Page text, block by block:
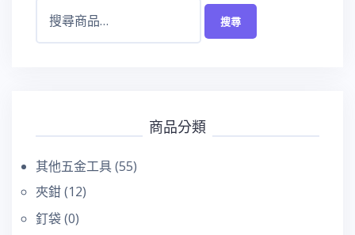
搜尋
商品分類
其他五金工具(55)
夾鉗(12)
釘袋(0)